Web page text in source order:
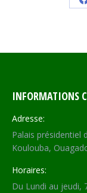
INFORMATIONS
Adresse:
Palais présidentiel
Koulouba,
Horaires:
Du Lundi au jeudi,